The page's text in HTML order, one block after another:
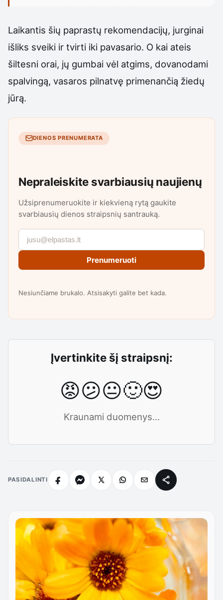
Laikantis šių paprastų rekomendacijų, jurginai
išliks sveiki ir tvirti iki pavasario. O kai ateis
šiltesni orai, jų gumbai vėl atgims, dovanodami
spalvingą, vasaros pilnatvę primenančią žiedų
jūrą.
DIENOS PRENUMERATA
Nepraleiskite svarbiausių naujienų
Užsiprenumeruokite ir kiekvieną rytą gaukite
svarbiausių dienos straipsnių santrauką.
Prenumeruoti
Nesiunčiame brukalo. Atsisakyti galite bet kada.
Įvertinkite šį straipsnį:
😡😕😐🙂😍
Kraunami duomenys...
PASIDALINTI